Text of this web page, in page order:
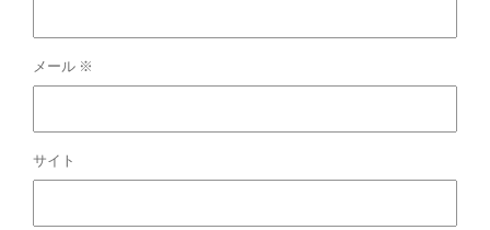
メール ※
サイト